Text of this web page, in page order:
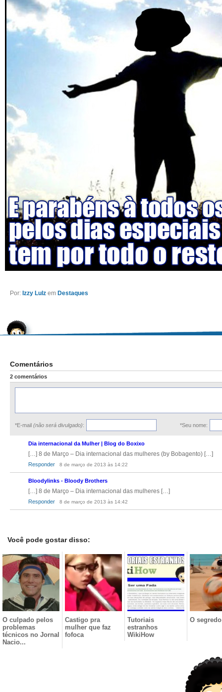
Por: Izzy Lulz em Destaques
Comentários
2 comentários
*E-mail (não será divulgado): *Seu nome:
Dia internacional da Mulher | Blog do Boxixo
8 de março de 2013 às 14:22
[…] 8 de Março – Dia internacional das mulheres (by Bobagento) […]
Responder
Bloodylinks - Bloody Brothers
8 de março de 2013 às 14:42
[…] 8 de Março – Dia internacional das mulheres […]
Responder
Você pode gostar disso:
O culpado pelos
problemas
técnicos no Jornal
Nacio...
Castigo pra
mulher que faz
fofoca
Tutoriais
estranhos
WikiHow
O